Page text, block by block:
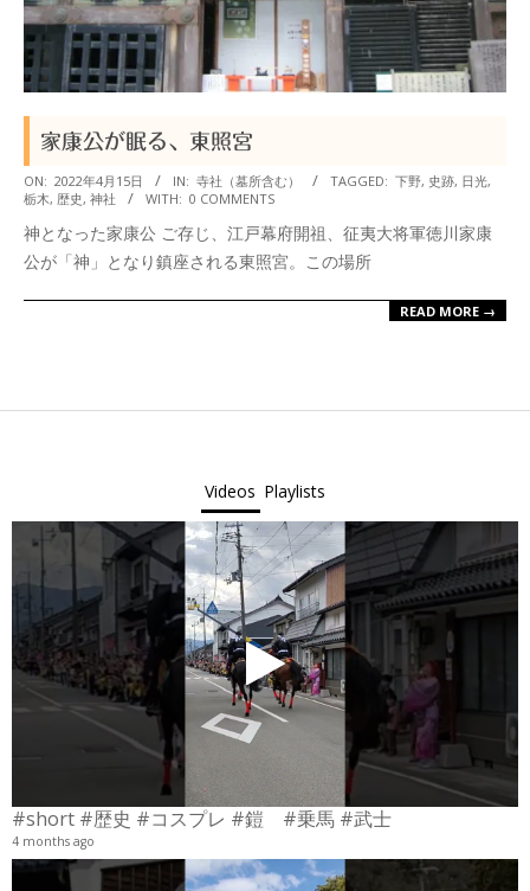
家康公が眠る、東照宮
2022-
04-
15
ON: 2022年4月15日 IN: 寺社（墓所含む） TAGGED: 下野, 史跡, 日光,
栃木, 歴史, 神社 WITH: 0 COMMENTS
神となった家康公 ご存じ、江戸幕府開祖、征夷大将軍徳川家康
公が「神」となり鎮座される東照宮。この場所
READ MORE →
Videos Playlists
#short #歴史 #コスプレ #鎧 #乗馬 #武士
4 months ago